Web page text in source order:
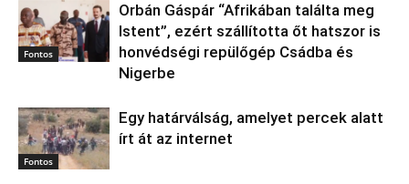
Fontos
Orbán Gáspár “Afrikában találta meg
Istent”, ezért szállította őt hatszor is
honvédségi repülőgép Csádba és
Nigerbe
Fontos
Egy határválság, amelyet percek alatt
írt át az internet